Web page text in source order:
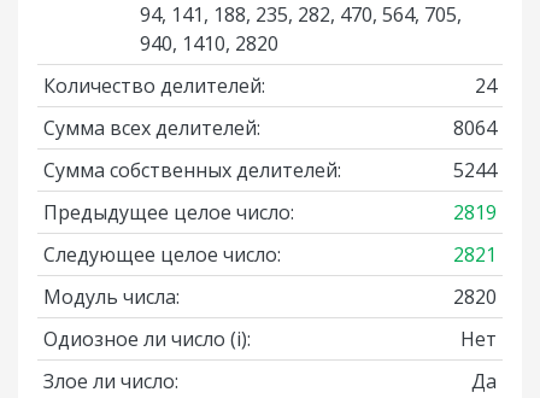
94, 141, 188, 235, 282, 470, 564, 705,
940, 1410, 2820
Количество делителей:
24
Сумма всех делителей:
8064
Сумма собственных делителей:
5244
Предыдущее целое число:
2819
Следующее целое число:
2821
Модуль числа:
2820
Одиозное ли число (i):
Нет
Злое ли число:
Да